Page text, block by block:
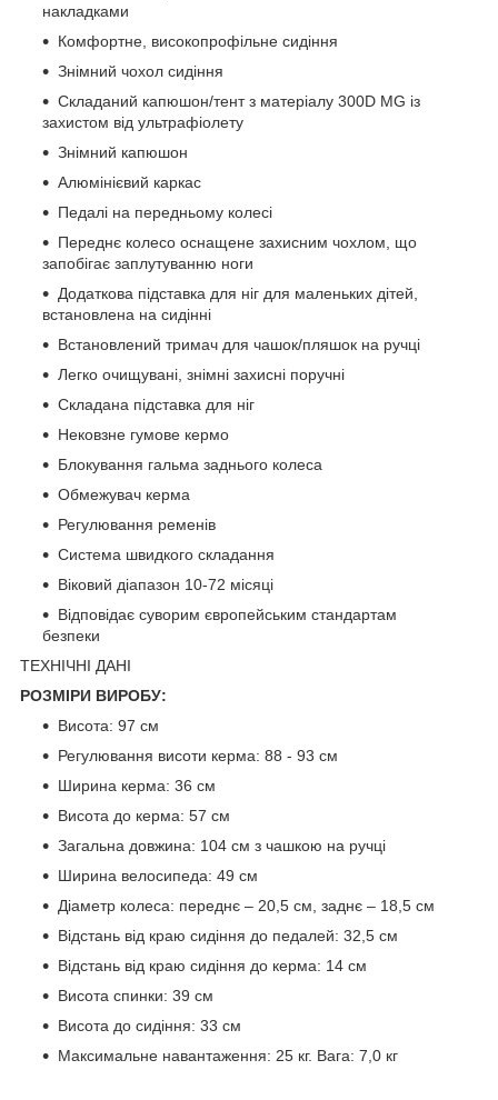
накладками
Комфортне, високопрофільне сидіння
Знімний чохол сидіння
Складаний капюшон/тент з матеріалу 300D MG із
захистом від ультрафіолету
Знімний капюшон
Алюмінієвий каркас
Педалі на передньому колесі
Переднє колесо оснащене захисним чохлом, що
запобігає заплутуванню ноги
Додаткова підставка для ніг для маленьких дітей,
встановлена ​​на сидінні
Встановлений тримач для чашок/пляшок на ручці
Легко очищувані, знімні захисні поручні
Складана підставка для ніг
Нековзне гумове кермо
Блокування гальма заднього колеса
Обмежувач керма
Регулювання ременів
Система швидкого складання
Віковий діапазон 10-72 місяці
Відповідає суворим європейським стандартам
безпеки
ТЕХНІЧНІ ДАНІ
РОЗМІРИ ВИРОБУ:
Висота: 97 см
Регулювання висоти керма: 88 - 93 см
Ширина керма: 36 см
Висота до керма: 57 см
Загальна довжина: 104 см з чашкою на ручці
Ширина велосипеда: 49 см
Діаметр колеса: переднє – 20,5 см, заднє – 18,5 см
Відстань від краю сидіння до педалей: 32,5 см
Відстань від краю сидіння до керма: 14 см
Висота спинки: 39 см
Висота до сидіння: 33 см
Максимальне навантаження: 25 кг. Вага: 7,0 кг